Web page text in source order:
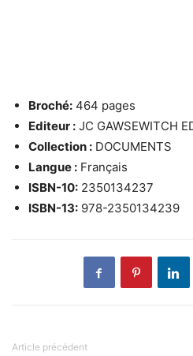
Broché: 464 pages
Editeur : JC GAWSEWITCH
Collection : DOCUMENTS
Langue : Français
ISBN-10: 2350134237
ISBN-13: 978-2350134239
Article précédent